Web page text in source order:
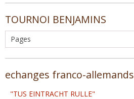
TOURNOI BENJAMINS
echanges franco-allemands
"TUS EINTRACHT RULLE"